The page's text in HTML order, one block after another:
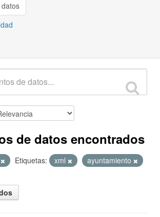
de datos encontrados
Etiquetas: xml
ayuntamiento